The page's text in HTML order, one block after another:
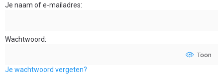
Je naam of e-mailadres
Wachtwoord
Toon
Je wachtwoord vergeten?